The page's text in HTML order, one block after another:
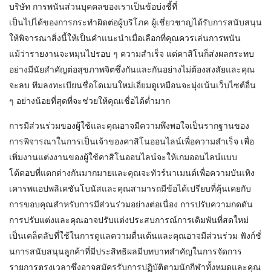
บริษัท การพนันส่วนบุคคลของเราเป็นข้อบ่งชี้ที่
เป็นไปได้ของการกระทำผิดต่อผู้บริโภค ผู้เชี่ยวชาญได้รับการสนับสนุน
ให้พิจารณาสิ่งนี้ให้เป็นคำแนะนำเมื่อเลือกที่คุณควรเล่นการพนัน
แม้ว่ารายงานจะหมุนไปรอบ ๆ ความสำเร็จ แต่คาสิโนก็ส่งผลกระทบ
อย่างมีนัยสำคัญต่อสุขภาพจิตซึ่งกันและกันอย่างไม่ต้องสงสัยและคุณ
จะลบ ทีมลงทะเบียนชื่อโดเมนใหม่เอี่ยมดูเหมือนจะมุ่งเน้นเว็บไซต์อื่น
ๆ อย่างน้อยที่สุดที่จะช่วยให้คุณเชื่อได้ต่ำมาก
การมีส่วนร่วมของผู้ใช้และคุณอาจมีความพึงพอใจเป็นรากฐานของ
การพิจารณาในการเป็นเจ้าของคาสิโนออนไลน์เพื่อความสำเร็จ เพื่อ
เพิ่มงานแต่งงานของผู้ใช้คาสิโนออนไลน์จะให้เกมออนไลน์แบบ
โต้ตอบที่แตกต่างกันมากมายและคุณจะทัวร์นาเมนต์เพื่อความบันเทิง
เคารพแอปพลิเคชันโบนัสและคุณสามารถมีข้อได้เปรียบที่คุ้นเคยกับ
การขอบคุณสำหรับการมีส่วนร่วมอย่างต่อเนื่อง การปรับความกดดัน
การปรับแต่งและคุณอาจปรับแต่งประสบการณ์การเดิมพันที่สดใหม่
เป็นเคล็ดลับที่ใช้ในการดูแลความตื่นเต้นและคุณอาจมีส่วนร่วม ฟังก์ชั่
นการสนับสนุนลูกค้าที่มีประสิทธิผลมีบทบาทสำคัญในการจัดการ
รายการตรงเวลาซึ่งอาจสมัครรับการปฏิบัติตามนักกีฬาทั้งหมดและคุณ